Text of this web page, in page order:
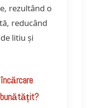
rezultând o
reducând
litiu și